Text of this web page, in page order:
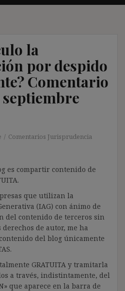
la
por despido
Comentario
septiembre
Comentarios Jurisprudencia
es compartir contenido de
que utilizan la
(IAG) con ánimo de
del contenido de terceros sin
de autor, me ha
del blog únicamente
GRATUITA y tramitarla
a través, indistintamente, del
que aparece en la barra de